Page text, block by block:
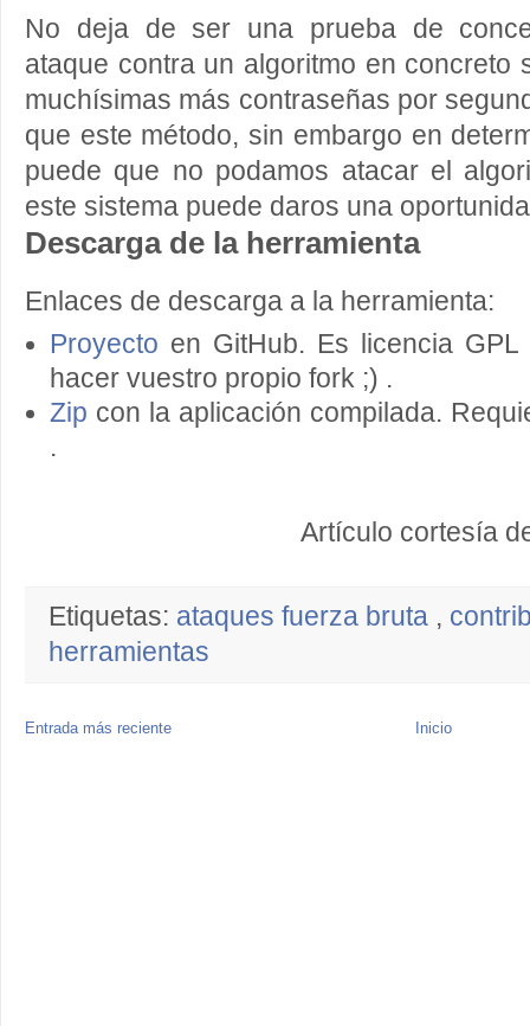
No deja de ser una prueba de
ataque contra un algoritmo en concreto
muchísimas más contraseñas por
que este método, sin embargo en
puede que no podamos atacar el
este sistema puede daros una
Descarga de la herramienta
Enlaces de descarga a la herramienta:
Proyecto en GitHub. Es licencia
hacer vuestro propio fork ;) .
Zip con la aplicación compilada.
.
Artículo cortesía
Etiquetas: ataques fuerza bruta ,
herramientas
Entrada más reciente Inicio